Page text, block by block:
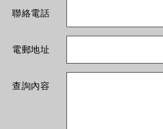
聯絡電話
電郵地址
查詢內容